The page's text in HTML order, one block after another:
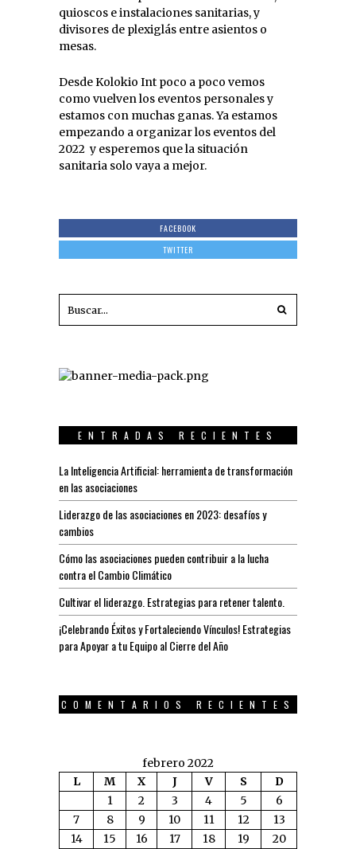
quioscos e instalaciones sanitarias, y
divisores de plexiglás entre asientos o
mesas.
Desde Kolokio Int poco a poco vemos
como vuelven los eventos personales y
estamos con muchas ganas. Ya estamos
empezando a organizar los eventos del
2022 y esperemos que la situación
sanitaria solo vaya a mejor.
FACEBOOK
TWITTER
ENTRADAS RECIENTES
La Inteligencia Artificial: herramienta de transformación
en las asociaciones
Liderazgo de las asociaciones en 2023: desafíos y
cambios
Cómo las asociaciones pueden contribuir a la lucha
contra el Cambio Climático
Cultivar el liderazgo. Estrategias para retener talento.
¡Celebrando Éxitos y Fortaleciendo Vínculos! Estrategias
para Apoyar a tu Equipo al Cierre del Año
COMENTARIOS RECIENTES
febrero 2022
L
M X J V S D
1 2 3 4 5
6
7
8 9 10 11 12
13
14
15 16 17 18 19
20